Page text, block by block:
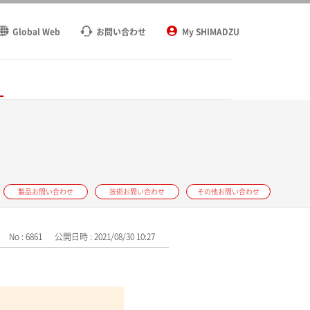
Global Web お問い合わせ My SHIMADZU
製品お問い合わせ 技術お問い合わせ その他お問い合わせ
No : 6861 公開日時 : 2021/08/30 10:27